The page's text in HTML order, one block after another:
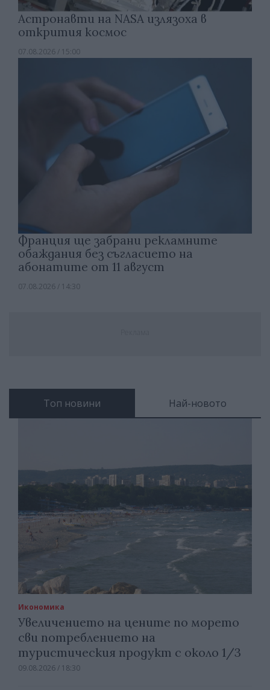
Астронавти на NASA излязоха в
открития космос
07.08.2026 / 15:00
Франция ще забрани рекламните
обаждания без съгласието на
абонатите от 11 август
07.08.2026 / 14:30
Топ новини Най-новото
Икономика
Увеличението на цените по морето
сви потреблението на
туристическия продукт с около 1/3
09.08.2026 / 18:30